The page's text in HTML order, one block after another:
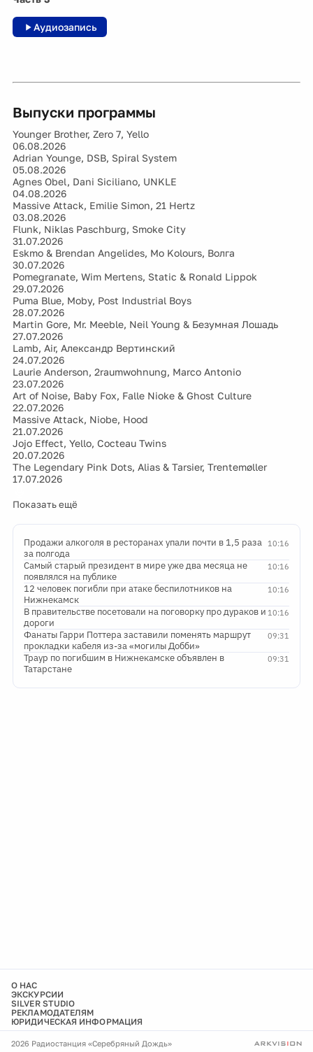
Аудиозапись
Выпуски программы
Younger Brother, Zero 7, Yello
06.08.2026
Adrian Younge, DSB, Spiral System
05.08.2026
Agnes Obel, Dani Siciliano, UNKLE
04.08.2026
Massive Attack, Emilie Simon, 21 Hertz
03.08.2026
Flunk, Niklas Paschburg, Smoke City
31.07.2026
Eskmo & Brendan Angelides, Mo Kolours, Волга
30.07.2026
Pomegranate, Wim Mertens, Static & Ronald Lippok
29.07.2026
Puma Blue, Moby, Post Industrial Boys
28.07.2026
Martin Gore, Mr. Meeble, Neil Young & Безумная Лошадь
27.07.2026
Lamb, Air, Александр Вертинский
24.07.2026
Laurie Anderson, 2raumwohnung, Marco Antonio
23.07.2026
Art of Noise, Baby Fox, Falle Nioke & Ghost Culture
22.07.2026
Massive Attack, Niobe, Hood
21.07.2026
Jojo Effect, Yello, Cocteau Twins
20.07.2026
The Legendary Pink Dots, Alias & Tarsier, Trentemøller
17.07.2026
Показать ещё
10:16
Продажи алкоголя в ресторанах упали почти в 1,5 раза
за полгода
10:16
Самый старый президент в мире уже два месяца не
появлялся на публике
10:16
12 человек погибли при атаке беспилотников на
Нижнекамск
10:16
В правительстве посетовали на поговорку про дураков и
дороги
09:31
Фанаты Гарри Поттера заставили поменять маршрут
прокладки кабеля из-за «могилы Добби»
09:31
Траур по погибшим в Нижнекамске объявлен в
Татарстане
О НАС
ЭКСКУРСИИ
SILVER STUDIO
РЕКЛАМОДАТЕЛЯМ
ЮРИДИЧЕСКАЯ ИНФОРМАЦИЯ
2026 Радиостанция «Серебряный Дождь»